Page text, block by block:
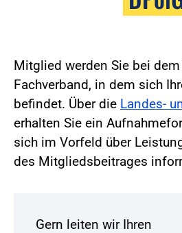
Mitglied werden Sie bei
Fachverband, in dem sich
befindet. Über die Landes-
erhalten Sie ein
sich im Vorfeld über
des Mitgliedsbeitrages
Gern leiten wir Ihren